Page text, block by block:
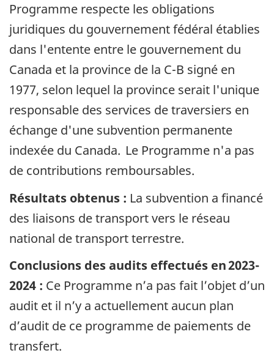
Programme respecte les obligations
juridiques du gouvernement fédéral établies
dans l'entente entre le gouvernement du
Canada et la province de la C-B signé en
1977, selon lequel la province serait l'unique
responsable des services de traversiers en
échange d'une subvention permanente
indexée du Canada. Le Programme n'a pas
de contributions remboursables.
Résultats obtenus : La subvention a financé
des liaisons de transport vers le réseau
national de transport terrestre.
Conclusions des audits effectués en 2023-
2024 : Ce Programme n’a pas fait l’objet d’un
audit et il n’y a actuellement aucun plan
d’audit de ce programme de paiements de
transfert.